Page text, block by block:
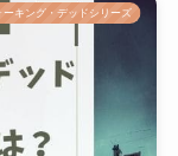
ーキング・デッドシリーズ